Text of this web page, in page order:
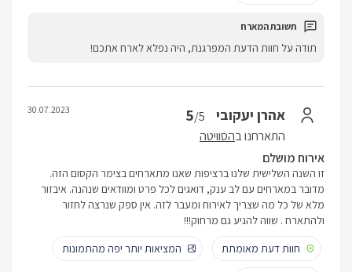
תודה על חוות הדעת המפרגנת, היה נפלא לארח אתכם!
אהרן יעקובי 5/5
התארחנו בהסוויטה
30.07.2023
אירוח מושלם
זו השנה השלישית שלנו ברציפות שאנו מתארחים בצימר הקסום הזה.
מדובר במארחים עם לב ענק, דואגים לכל פרט ומוודאים שנהנה. איבזור
מלא של כל מה שצריך לאירוח ומעבר לזה. אין ספק שנרצה לחזור
ולהתארח . שווה להגיע גם מרחוק!!!
חוות דעת מאומתת
המציאות יותר יפה מהתמונות